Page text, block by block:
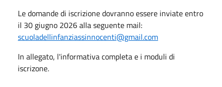
Le domande di iscrizione dovranno essere inviate entro
il 30 giugno 2026 alla seguente mail:
scuoladellinfanziassinnocenti@gmail.com
In allegato, l'informativa completa e i moduli di
iscrizone.